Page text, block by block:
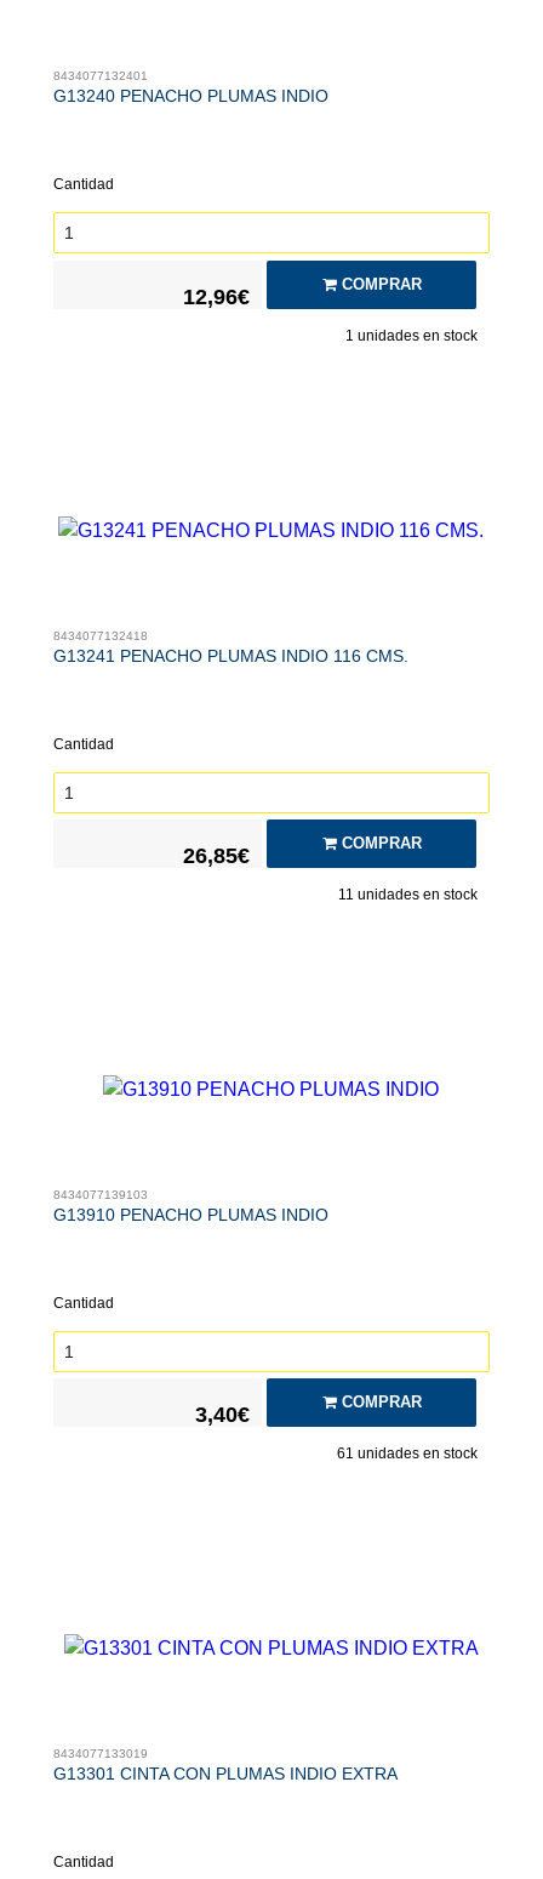
8434077132401
G13240 PENACHO PLUMAS INDIO
Cantidad
12,96€
COMPRAR
1 unidades en stock
8434077132418
G13241 PENACHO PLUMAS INDIO 116 CMS.
Cantidad
26,85€
COMPRAR
11 unidades en stock
8434077139103
G13910 PENACHO PLUMAS INDIO
Cantidad
3,40€
COMPRAR
61 unidades en stock
8434077133019
G13301 CINTA CON PLUMAS INDIO EXTRA
Cantidad